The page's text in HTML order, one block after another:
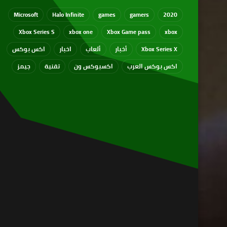
2020
gamers
games
Halo Infinite
Microsoft
xbox
Xbox Game pass
xbox one
Xbox Series S
Xbox Series X
أخبار ألعاب اخبار
اكس بوكس
اكس بوكس العرب
اكسبوكس ون تقنية جيمز